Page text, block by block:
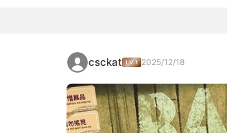
csckat 2025/12/18